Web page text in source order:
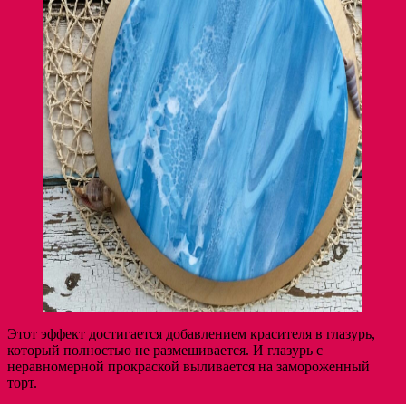
Этот эффект достигается добавлением красителя в глазурь,
который полностью не размешивается. И глазурь с
неравномерной прокраской выливается на замороженный
торт.